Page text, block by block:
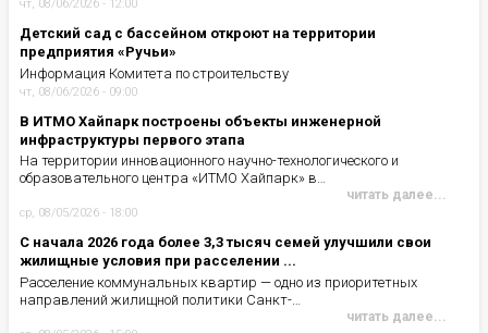
чт, 08/06/2026 - 12:00
Детский сад с бассейном откроют на территории
предприятия «Ручьи»
Информация Комитета по строительству
чт, 08/06/2026 - 09:00
В ИТМО Хайпарк построены объекты инженерной
инфраструктуры первого этапа
На территории инновационного научно-технологического и
образовательного центра «ИТМО Хайпарк» в…
читать далее...
ср, 08/05/2026 - 18:00
С начала 2026 года более 3,3 тысяч семей улучшили свои
жилищные условия при расселении ...
Расселение коммунальных квартир — одно из приоритетных
направлений жилищной политики Санкт-…
читать далее...